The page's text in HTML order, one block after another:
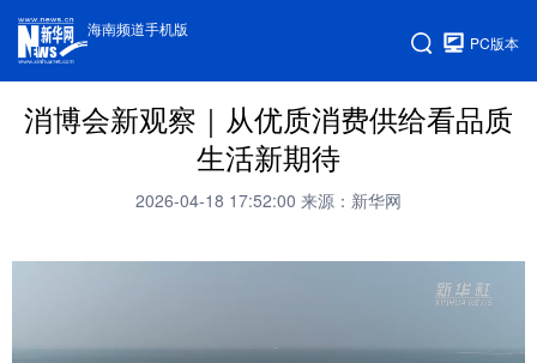
海南频道手机版
PC版本
消博会新观察｜从优质消费供给看品质
生活新期待
2026-04-18 17:52:00 来源：新华网